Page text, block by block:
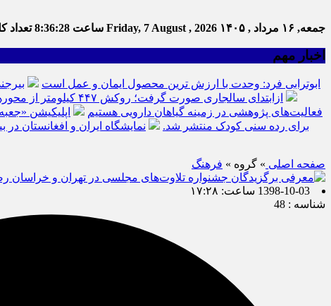
جمعه, ۱۶ مرداد , ۱۴۰۵ Friday, 7 August , 2026 ساعت 8:36:29تعداد
اخبار مهم
ابوترابی فرد: وحدت با ارزش ترین محصول ایمان و عمل است
ازابتدای سالجاری صورت گرفت؛ روکش ۴۴۷ کیلومتر از محورهای خراسان جنوبی
فعالیت‌های پژوهشی در زمینه گیاهان دارویی هستیم
اپلیکیشن
برای رده سنی کودک منتشر شد.
نمایشگاه ایران و افغانستان در
صفحه اصلی » گروه » فرهنگ
1398-10-03 ساعت: ۱۷:۲۸
شناسه : 48